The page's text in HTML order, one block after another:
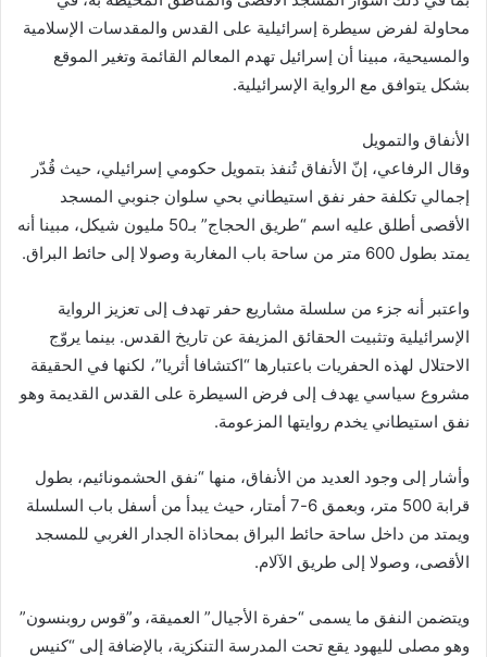
محاولة لفرض سيطرة إسرائيلية على القدس والمقدسات الإسلامية
والمسيحية، مبينا أن إسرائيل تهدم المعالم القائمة وتغير الموقع
بشكل يتوافق مع الرواية الإسرائيلية.
الأنفاق والتمويل
وقال الرفاعي، إنّ الأنفاق تُنفذ بتمويل حكومي إسرائيلي، حيث قُدّر
إجمالي تكلفة حفر نفق استيطاني بحي سلوان جنوبي المسجد
الأقصى أطلق عليه اسم “طريق الحجاج” بـ50 مليون شيكل، مبينا أنه
يمتد بطول 600 متر من ساحة باب المغاربة وصولا إلى حائط البراق.
واعتبر أنه جزء من سلسلة مشاريع حفر تهدف إلى تعزيز الرواية
الإسرائيلية وتثبيت الحقائق المزيفة عن تاريخ القدس. بينما يروّج
الاحتلال لهذه الحفريات باعتبارها “اكتشافا أثريا”، لكنها في الحقيقة
مشروع سياسي يهدف إلى فرض السيطرة على القدس القديمة وهو
نفق استيطاني يخدم روايتها المزعومة.
وأشار إلى وجود العديد من الأنفاق، منها “نفق الحشمونائيم، بطول
قرابة 500 متر، وبعمق 6-7 أمتار، حيث يبدأ من أسفل باب السلسلة
ويمتد من داخل ساحة حائط البراق بمحاذاة الجدار الغربي للمسجد
الأقصى، وصولا إلى طريق الآلام.
ويتضمن النفق ما يسمى “حفرة الأجيال” العميقة، و”قوس روبنسون”
وهو مصلى لليهود يقع تحت المدرسة التنكزية، بالإضافة إلى “كنيس